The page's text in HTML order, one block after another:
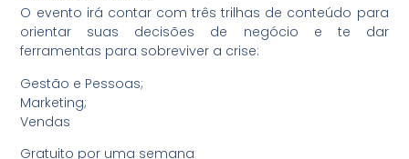
O evento irá contar com três trilhas de conteúdo para
orientar suas decisões de negócio e te dar
ferramentas para sobreviver a crise:
Gestão e Pessoas;
Marketing;
Vendas
Gratuito por uma semana